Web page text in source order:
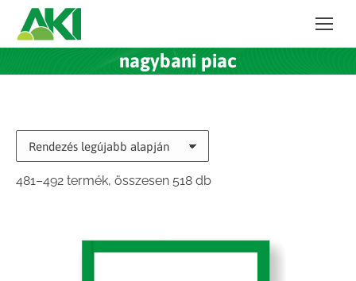
nagybani piac
481–492 termék, összesen 518 dbSorted